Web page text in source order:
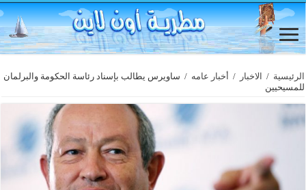
الرئيسية / الاخبار / أخبار عامه / ساويرس يطالب بإسناد رئاسة الحكومة والبرلمان
للمسيحيين